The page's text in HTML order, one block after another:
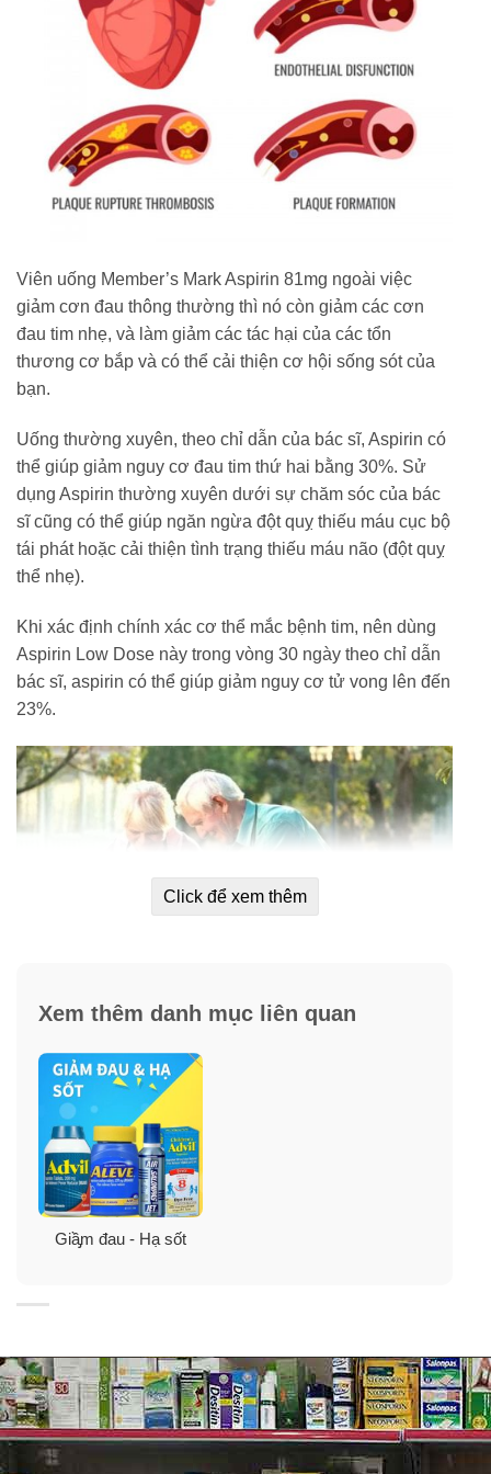
Viên uống Member’s Mark Aspirin 81mg ngoài việc
giảm cơn đau thông thường thì nó còn giảm các cơn
đau tim nhẹ, và làm giảm các tác hại của các tổn
thương cơ bắp và có thể cải thiện cơ hội sống sót của
bạn.
Uống thường xuyên, theo chỉ dẫn của bác sĩ, Aspirin có
thể giúp giảm nguy cơ đau tim thứ hai bằng 30%. Sử
dụng Aspirin thường xuyên dưới sự chăm sóc của bác
sĩ cũng có thể giúp ngăn ngừa đột quỵ thiếu máu cục bộ
tái phát hoặc cải thiện tình trạng thiếu máu não (đột quỵ
thể nhẹ).
Khi xác định chính xác cơ thể mắc bệnh tim, nên dùng
Aspirin Low Dose này trong vòng 30 ngày theo chỉ dẫn
bác sĩ, aspirin có thể giúp giảm nguy cơ tử vong lên đến
23%.
Thành phần viên uống hỗ trợ ngăn ngừa
nhồi máu cơ tim Member’s Mark Aspirin
81mg
Click để xem thêm
Xem thêm danh mục liên quan
Giầ̡m đau - Hạ sốt